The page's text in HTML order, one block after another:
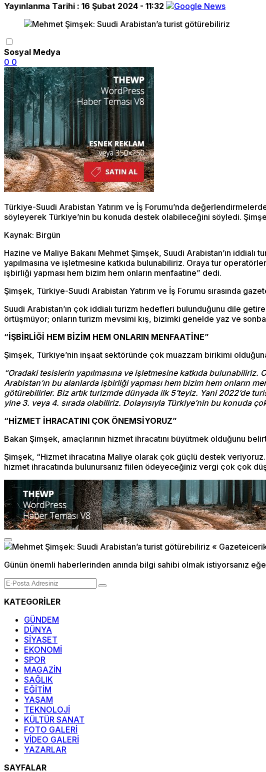
Yayınlanma Tarihi : 16 Şubat 2024 - 11:32
Sosyal Medya
0 0
Türkiye-Suudi Arabistan Yatırım ve İş Forumu’nda
söyleyerek Türkiye’nin bu konuda destek olabileceğini söyledi.
Kaynak: Birgün
Hazine ve Maliye Bakanı Mehmet Şimşek, Suudi Arabistan’ın
yapılmasına ve işletmesine katkıda bulunabiliriz. Oraya tur
işbirliği yapması hem bizim hem onların menfaatine” dedi.
Şimşek, Türkiye-Suudi Arabistan Yatırım ve İş Forumu sırasında
Suudi Arabistan’ın çok iddialı turizm hedefleri bulunduğunu dile
örtüşmüyor; onların turizm mevsimi kış, bizimki genelde yaz ve
“İŞBİRLİĞİ HEM BİZİM HEM ONLARIN MENFAATİNE”
Şimşek, Türkiye’nin inşaat sektöründe çok muazzam birikimi
“Oradaki tesislerin yapılmasına ve işletmesine katkıda
Arabistan’ın bu alanlarda işbirliği yapması hem bizim hem onların
götürebilirler. Biz artık turizmde dünyada ilk 5’teyiz. Yani 2022’de
yine 3. veya 4. sırada olabiliriz. Dolayısıyla Türkiye’nin bu konuda
“HİZMET İHRACATINI ÇOK ÖNEMSİYORUZ”
Bakan Şimşek, amaçlarının hizmet ihracatını büyütmek olduğunu
Şimşek, “Hizmet ihracatına Maliye olarak çok güçlü destek
hizmet ihracatında bulunursanız fiilen ödeyeceğiniz vergi çok çok
Günün önemli haberlerinden anında bilgi sahibi olmak istiyorsanız
KATEGORİLER
GÜNDEM
DÜNYA
SİYASET
EKONOMİ
SPOR
MAGAZİN
SAĞLIK
EĞİTİM
YAŞAM
TEKNOLOJİ
KÜLTÜR SANAT
FOTO GALERİ
VİDEO GALERİ
YAZARLAR
SAYFALAR